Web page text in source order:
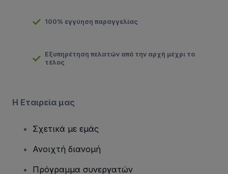
100% εγγύηση παραγγελίας
Εξυπηρέτηση πελατών από την αρχή μέχρι το
τέλος
Η Εταιρεία μας
Σχετικά με εμάς
Ανοιχτή διανομή
Πρόγραμμα συνεργατών